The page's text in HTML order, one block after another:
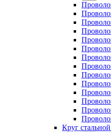
Круг стальной